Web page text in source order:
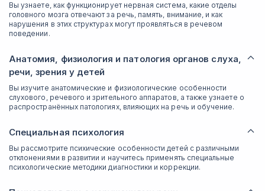
Вы узнаете, как функционирует нервная система, какие отделы
головного мозга отвечают за речь, память, внимание, и как
нарушения в этих структурах могут проявляться в речевом
поведении.
Анатомия, физиология и патология органов слуха,
речи, зрения у детей
Вы изучите анатомические и физиологические особенности
слухового, речевого и зрительного аппаратов, а также узнаете о
распространённых патологиях, влияющих на речь и обучение.
Специальная психология
Вы рассмотрите психические особенности детей с различными
отклонениями в развитии и научитесь применять специальные
психологические методики диагностики и коррекции.